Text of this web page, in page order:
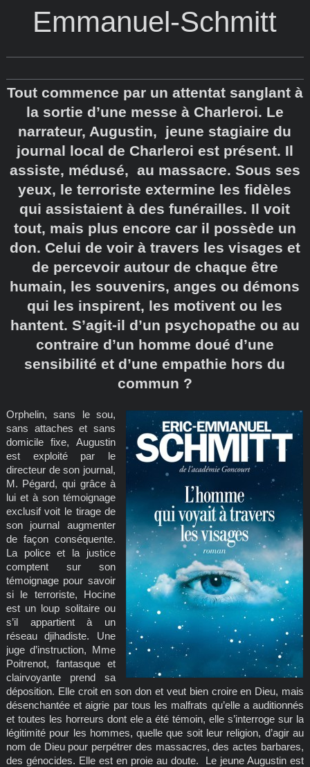
Emmanuel-Schmitt
Tout commence par un attentat sanglant à
la sortie d’une messe à Charleroi. Le
narrateur, Augustin, jeune stagiaire du
journal local de Charleroi est présent. Il
assiste, médusé, au massacre. Sous ses
yeux, le terroriste extermine les fidèles
qui assistaient à des funérailles. Il voit
tout, mais plus encore car il possède un
don. Celui de voir à travers les visages et
de percevoir autour de chaque être
humain, les souvenirs, anges ou démons
qui les inspirent, les motivent ou les
hantent. S’agit-il d’un psychopathe ou au
contraire d’un homme doué d’une
sensibilité et d’une empathie hors du
commun ?
Orphelin, sans le sou,
sans attaches et sans
domicile fixe, Augustin
est exploité par le
directeur de son journal,
M. Pégard, qui grâce à
lui et à son témoignage
exclusif voit le tirage de
son journal augmenter
de façon conséquente.
La police et la justice
comptent sur son
témoignage pour savoir
si le terroriste, Hocine
est un loup solitaire ou
s’il appartient à un
réseau djihadiste. Une
juge d’instruction, Mme
Poitrenot, fantasque et
clairvoyante prend sa
déposition. Elle croit en son don et veut bien croire en Dieu, mais
désenchantée et aigrie par tous les malfrats qu’elle a auditionnés
et toutes les horreurs dont ele a été témoin, elle s’interroge sur la
légitimité pour les hommes, quelle que soit leur religion, d’agir au
nom de Dieu pour perpétrer des massacres, des actes barbares,
des génocides. Elle est en proie au doute. Le jeune Augustin est